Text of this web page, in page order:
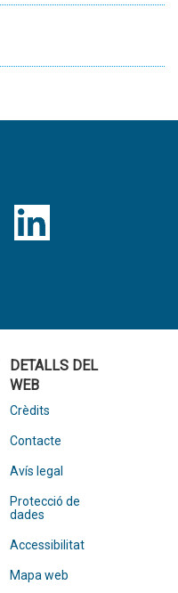
DETALLS DEL
WEB
Crèdits
Contacte
Avís legal
Protecció de
dades
Accessibilitat
Mapa web